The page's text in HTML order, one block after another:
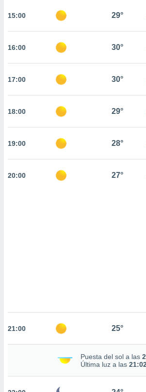
botón
a la
todas
nos
y análisis
como
y
en
más
sitio
15:00 29°
16:00 30°
17:00 30°
18:00 29°
19:00 28°
20:00 27°
21:00 25°
Puesta del sol a las
Última luz a las